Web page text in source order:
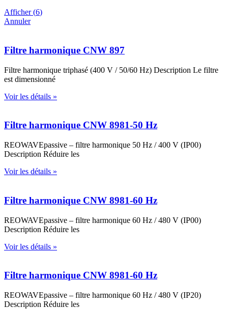
Afficher(6)
Annuler
Filtre harmonique CNW 897
Filtre harmonique triphasé (400 V / 50/60 Hz) Description Le filtre
est dimensionné
Voir les détails »
Filtre harmonique CNW 8981-50 Hz
REOWAVEpassive – filtre harmonique 50 Hz / 400 V (IP00)
Description Réduire les
Voir les détails »
Filtre harmonique CNW 8981-60 Hz
REOWAVEpassive – filtre harmonique 60 Hz / 480 V (IP00)
Description Réduire les
Voir les détails »
Filtre harmonique CNW 8981-60 Hz
REOWAVEpassive – filtre harmonique 60 Hz / 480 V (IP20)
Description Réduire les